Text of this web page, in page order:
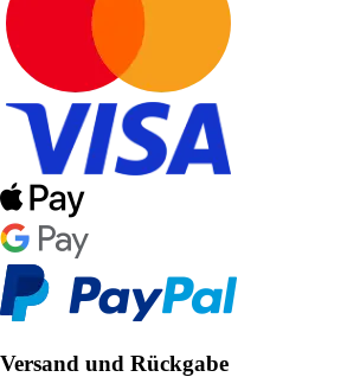
Versand und Rückgabe